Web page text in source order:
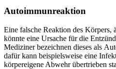
Autoimmunreaktion
Eine falsche Reaktion des
könnte eine Ursache für die
Mediziner bezeichnen dieses als
dafür kann beispielsweise eine
körpereigene Abwehr übertrieben